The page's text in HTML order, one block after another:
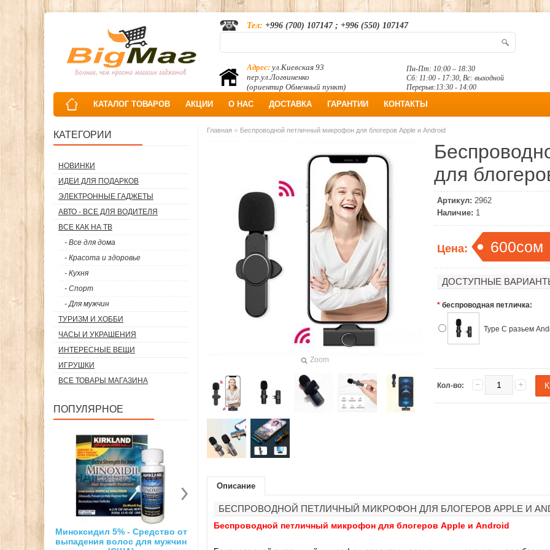
Адрес: ул.Киевская 93
пер.ул.Логвиненко
(ориентир Обменный пункт)
Тел: +996 (700) 107147 ; +996 (550) 107147
Пн-Пт: 10:00 – 18:30
Сб: 11:00 - 17:30, Вс: выходной
Перерыв:13:30 - 14:00
КАТАЛОГ ТОВАРОВ АКЦИИ О НАС ДОСТАВКА ГАРАНТИИ КОНТАКТЫ
КАТЕГОРИИ
НОВИНКИ
ИДЕИ ДЛЯ ПОДАРКОВ
ЭЛЕКТРОННЫЕ ГАДЖЕТЫ
АВТО - ВСЕ ДЛЯ ВОДИТЕЛЯ
ВСЕ КАК НА ТВ
- Все для дома
- Красота и здоровье
- Кухня
- Спорт
- Для мужчин
ТУРИЗМ И ХОББИ
ЧАСЫ И УКРАШЕНИЯ
ИНТЕРЕСНЫЕ ВЕЩИ
ИГРУШКИ
ВСЕ ТОВАРЫ МАГАЗИНА
ПОПУЛЯРНОЕ
- Средство от
для мужчин
Суперсильный неодимовый
магнит
3D ручка для объемного
Загуститель волос Toppik
Наборы
Главная » Беспроводной петличный микрофон для блогеров Apple и Android
Zoom
для
Артикул: 2962
Наличие: 1
Цена: 600сом
ДОСТУПНЫЕ
* беспроводная петличка:
Type C разьем
Кол-во:
Описание
БЕСПРОВОДНОЙ ПЕТЛИЧНЫЙ МИКРОФОН ДЛЯ БЛОГЕРОВ APPLE И
Беспроводной петличный микрофон для блогеров Apple и Android